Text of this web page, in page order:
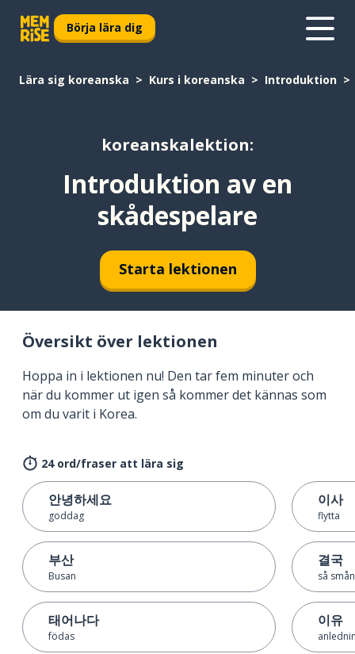
Börja lära dig
Lära sig koreanska Kurs i koreanska Introduktion
koreanskalektion:
Introduktion av en
skådespelare
Starta lektionen
Översikt över lektionen
Hoppa in i lektionen nu! Den tar fem minuter och
när du kommer ut igen så kommer det kännas som
om du varit i Korea.
24 ord/fraser att lära sig
안녕하세요
goddag
부산
Busan
태어나다
födas
이사
flytta
결국
så
이유